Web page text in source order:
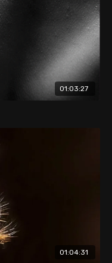
01:03:27
01:04:31